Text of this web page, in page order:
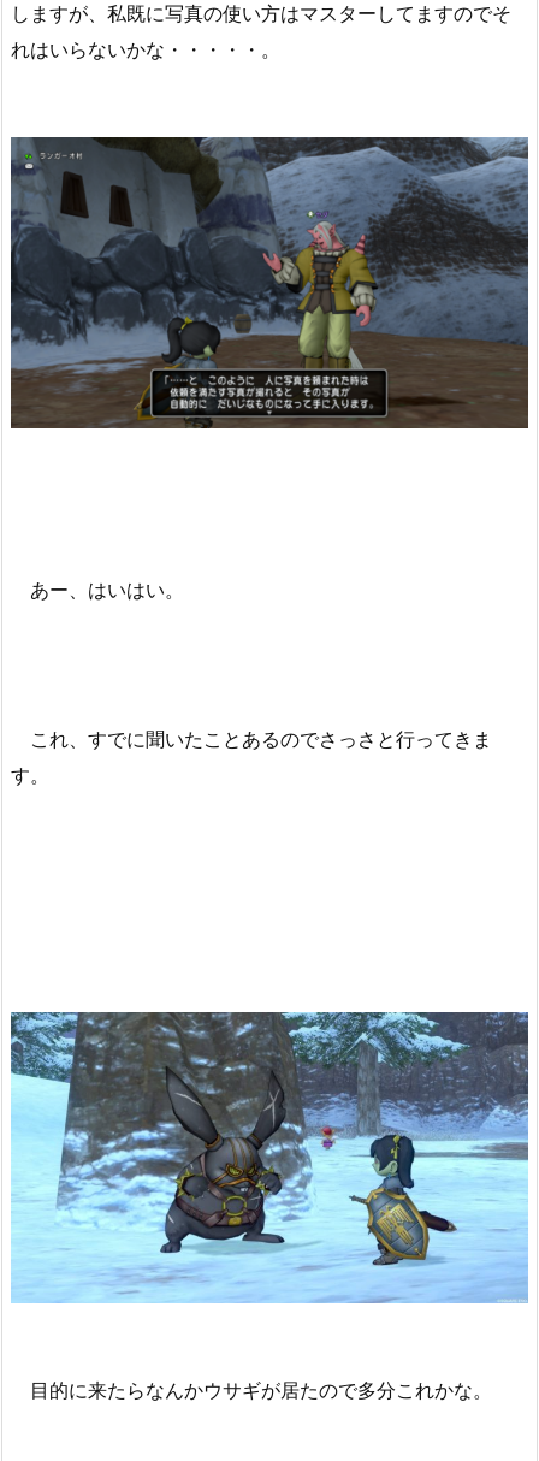
しますが、私既に写真の使い方はマスターしてますのでそ
れはいらないかな・・・・・。
あー、はいはい。
これ、すでに聞いたことあるのでさっさと行ってきま
す。
目的に来たらなんかウサギが居たので多分これかな。